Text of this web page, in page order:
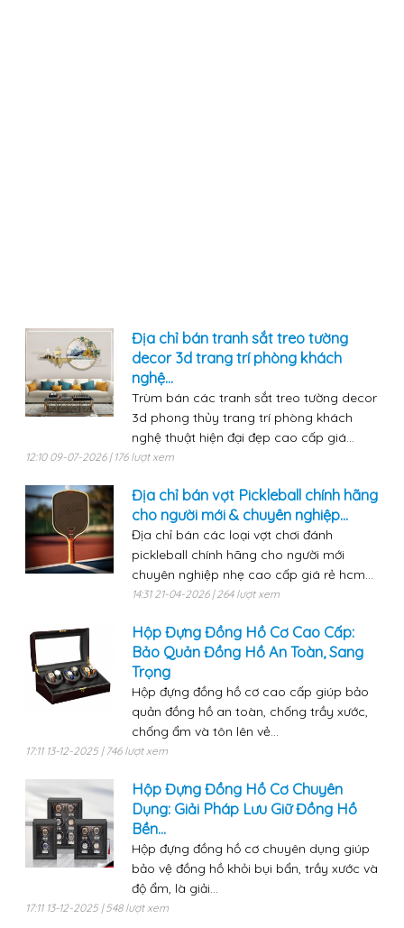
Địa chỉ bán tranh sắt treo tường
decor 3d trang trí phòng khách
nghệ...
Trùm bán các tranh sắt treo tường decor
3d phong thủy trang trí phòng khách
nghệ thuật hiện đại đẹp cao cấp giá...
12:10 09-07-2026 | 176 lượt xem
Địa chỉ bán vợt Pickleball chính hãng
cho người mới & chuyên nghiệp...
Địa chỉ bán các loại vợt chơi đánh
pickleball chính hãng cho người mới
chuyên nghiệp nhẹ cao cấp giá rẻ hcm...
14:31 21-04-2026 | 264 lượt xem
Hộp Đựng Đồng Hồ Cơ Cao Cấp:
Bảo Quản Đồng Hồ An Toàn, Sang
Trọng
Hộp đựng đồng hồ cơ cao cấp giúp bảo
quản đồng hồ an toàn, chống trầy xước,
chống ẩm và tôn lên vẻ...
17:11 13-12-2025 | 746 lượt xem
Hộp Đựng Đồng Hồ Cơ Chuyên
Dụng: Giải Pháp Lưu Giữ Đồng Hồ
Bền...
Hộp đựng đồng hồ cơ chuyên dụng giúp
bảo vệ đồng hồ khỏi bụi bẩn, trầy xước và
độ ẩm, là giải...
17:11 13-12-2025 | 548 lượt xem